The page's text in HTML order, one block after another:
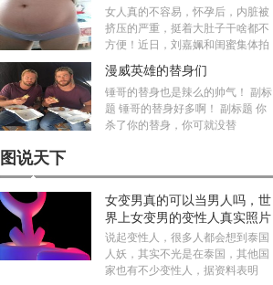
女人真的不容易，怀孕后，内脏被
挤压的严重，挺着大肚子干啥都不
方便！近日，刘嘉姵和闺蜜集体拍
漫威英雄的替身们
锤哥的替身也是辣么的帅气！ 副标
题 锤哥的替身好多啊！ 副标题 你
杀了你的替身，你可就没替
图说天下
女变男真的可以当男人吗，世
界上女变男的变性人真实照片
说起变性人，很多人都会想到泰国
人妖，其实不光是在泰国，其他国
家也有不少变性人，据资料表明